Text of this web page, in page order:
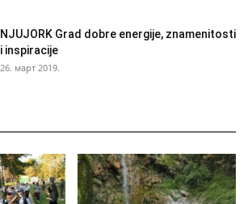
NJUJORK Grad dobre energije, znamenitosti
i inspiracije
26. март 2019.